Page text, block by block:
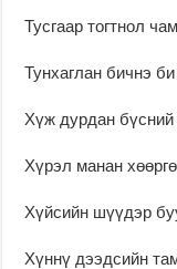
Тусгаар тогтнол
Тунхаглан бичнэ би
Хүж дурдан
Хүрэл манан
Хүйсийн шүүдэр
Хүннү дээдсийн